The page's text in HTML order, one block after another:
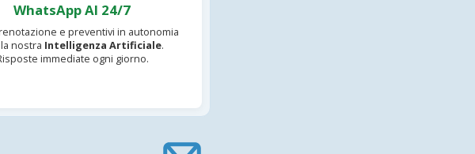
WhatsApp AI 24/7
e preventivi in autonomia
nostra Intelligenza Artificiale.
immediate ogni giorno.